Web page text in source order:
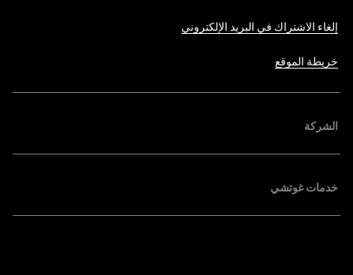
إلغاء الاشتراك في البريد الإلكتروني
خريطة الموقع
الشركة
خدمات غوتشي